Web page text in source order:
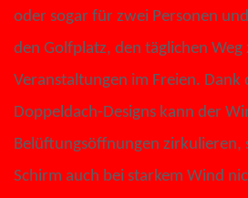
oder sogar für zwei Personen
den Golfplatz, den täglichen
Veranstaltungen im Freien. Dank
Doppeldach-Designs kann der
Belüftungsöffnungen zirkulieren,
Schirm auch bei starkem Wind